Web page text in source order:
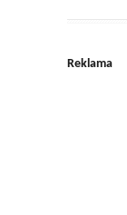
Reklama